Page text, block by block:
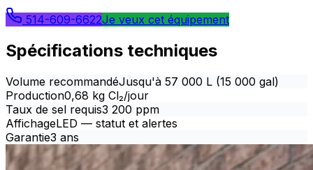
514-609-6622Je veux cet équipement
Spécifications techniques
Volume recommandéJusqu'à 57 000 L (15 000 gal)
Production0,68 kg Cl₂/jour
Taux de sel requis3 200 ppm
AffichageLED — statut et alertes
Garantie3 ans